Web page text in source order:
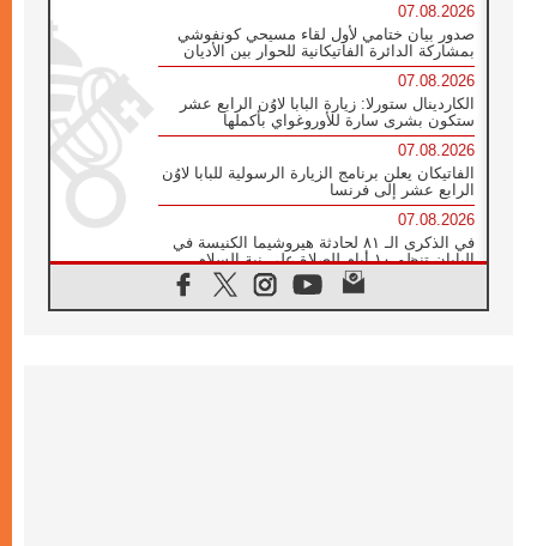
07.08.2026
صدور بيان ختامي لأول لقاء مسيحي كونفوشي
بمشاركة الدائرة الفاتيكانية للحوار بين الأديان
07.08.2026
الكاردينال ستورلا: زيارة البابا لاوُن الرابع عشر
ستكون بشرى سارة للأوروغواي بأكملها
07.08.2026
الفاتيكان يعلن برنامج الزيارة الرسولية للبابا لاوُن
الرابع عشر إلى فرنسا
07.08.2026
في الذكرى الـ ٨١ لحادثة هيروشيما الكنيسة في
اليابان تنظم ١٠ أيام للصلاة على نية السلام
الكنيسة في الأوروغواي: زيارة البابا ستعزز